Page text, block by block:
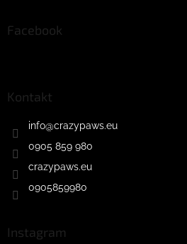
Facebook
Kontakt
info@crazypaws.eu
0905 859 980
crazypaws.eu
0905859980
Instagram